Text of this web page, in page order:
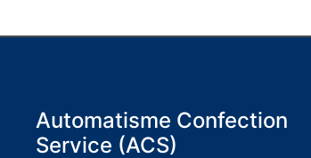
Automatisme Confection
Service (ACS)